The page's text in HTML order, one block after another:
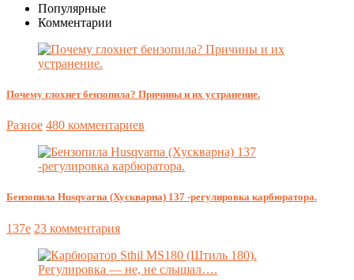
Популярные
Комментарии
Почему глохнет бензопила? Причины и их устранение.
Разное 480 комментариев
Бензопила Husqvarna (Хускварна) 137 -регулировка карбюратора.
137e 23 комментария